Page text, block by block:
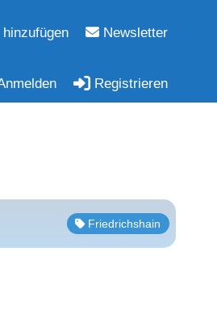
Newsletter
Registrieren
Friedrichshain